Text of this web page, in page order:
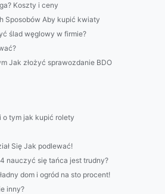
Koszty i ceny
Sposobów Aby kupić kwiaty
ślad węglowy w firmie?
Jak złożyć sprawozdanie BDO
tym jak kupić rolety
Się Jak podlewać!
nauczyć się tańca jest trudny?
dom i ogród na sto procent!
inny?